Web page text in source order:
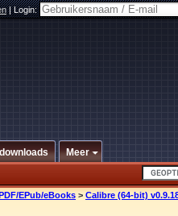
|Login:
Meer
EPub/eBooks > Calibre (64-bit)